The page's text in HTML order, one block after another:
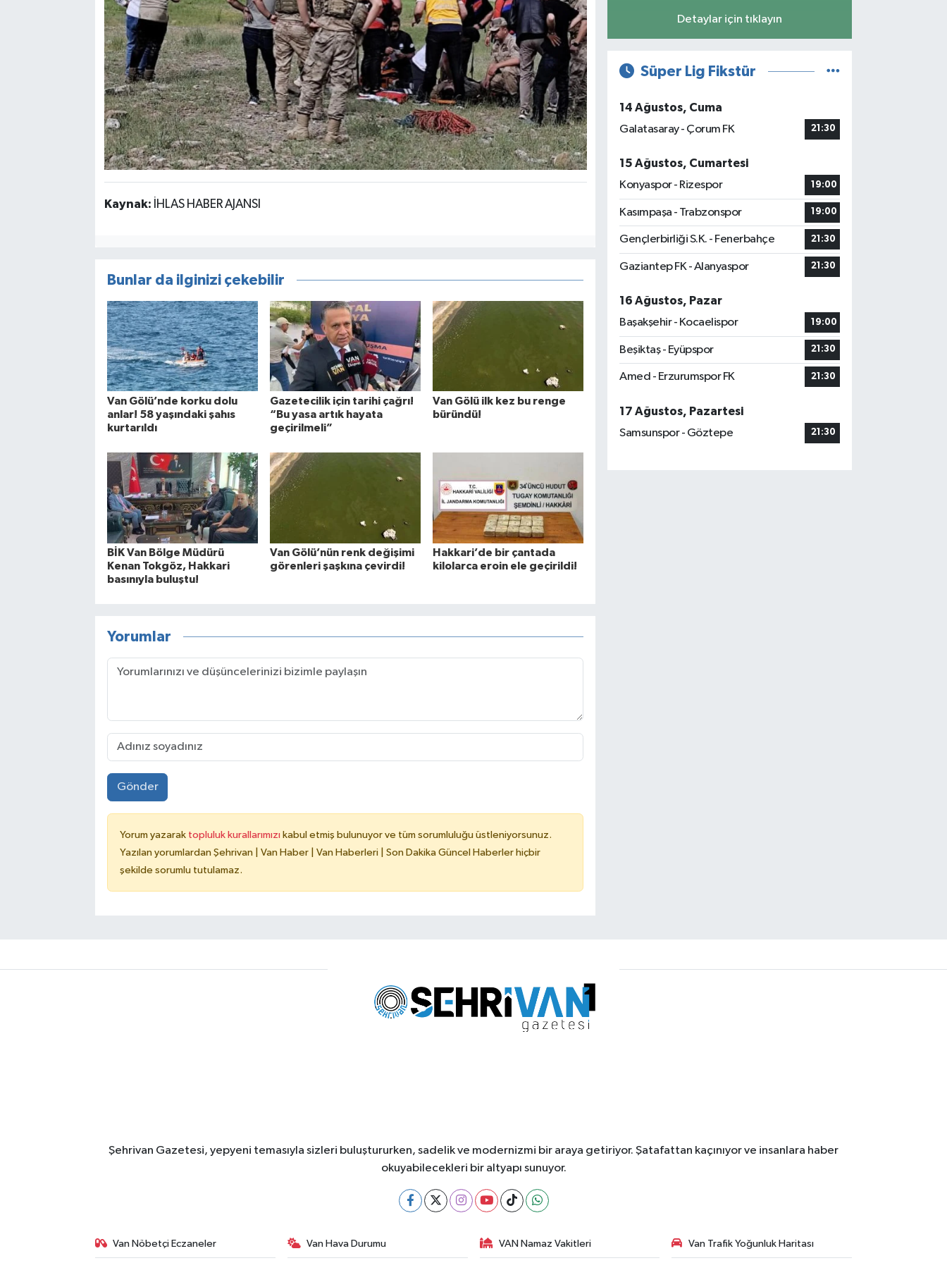
Kaynak: İHLAS HABER AJANSI
Bunlar da ilginizi çekebilir
Van Gölü’nde korku dolu
anlar! 58 yaşındaki şahıs
kurtarıldı
Gazetecilik için tarihi çağrı!
“Bu yasa artık hayata
geçirilmeli”
Van Gölü ilk kez bu renge
büründü!
BİK Van Bölge Müdürü
Kenan Tokgöz, Hakkari
basınıyla buluştu!
Van Gölü’nün renk değişimi
görenleri şaşkına çevirdi!
Hakkari’de bir çantada
kilolarca eroin ele geçirildi!
Yorumlar
Gönder
Yorum yazarak topluluk kurallarımızı kabul etmiş bulunuyor ve tüm sorumluluğu üstleniyorsunuz.
Yazılan yorumlardan Şehrivan | Van Haber | Van Haberleri | Son Dakika Güncel Haberler hiçbir
şekilde sorumlu tutulamaz.
Detaylar için tıklayın
Süper Lig Fikstür
14 Ağustos, Cuma
Galatasaray - Çorum FK
21:30
15 Ağustos, Cumartesi
Konyaspor - Rizespor
19:00
Kasımpaşa - Trabzonspor 19:00
Gençlerbirliği S.K. - Fenerbahçe 21:30
Gaziantep FK - Alanyaspor 21:30
16 Ağustos, Pazar
Başakşehir - Kocaelispor
19:00
Beşiktaş - Eyüpspor 21:30
Amed - Erzurumspor FK 21:30
17 Ağustos, Pazartesi
Samsunspor - Göztepe
21:30
Şehrivan Gazetesi, yepyeni temasıyla sizleri buluştururken, sadelik ve modernizmi bir araya getiriyor. Şatafattan kaçınıyor ve insanlara haber
okuyabilecekleri bir altyapı sunuyor.
Van Nöbetçi Eczaneler Van Hava Durumu VAN Namaz Vakitleri Van Trafik Yoğunluk Haritası